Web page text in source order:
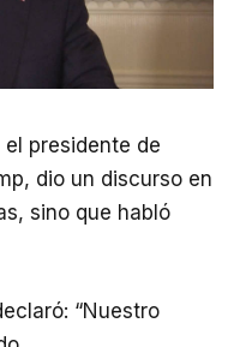
el presidente de
dio un discurso en
sino que habló
“Nuestro